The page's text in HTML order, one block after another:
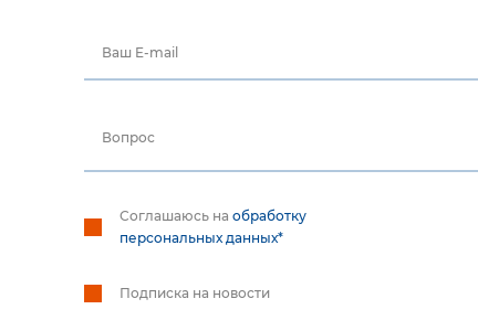
Ваш E-mail
Вопрос
Соглашаюсь на обработку
персональных данных*
Подписка на новости